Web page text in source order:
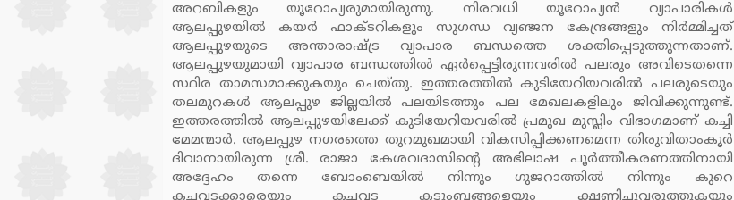
അറബികളും യൂറോപ്യരുമായിരുന്നു. നിരവധി യൂറോപ്യന്‍ വ്യാപാരികള്‍
ആലപ്പുഴയില്‍ കയര്‍ ഫാക്ടറികളും സുഗന്ധ വ്യഞ്ജന കേന്ദ്രങ്ങളും നിര്‍മ്മിച്ചത്
ആലപ്പുഴയുടെ അന്താരാഷ്ട്ര വ്യാപാര ബന്ധത്തെ ശക്തിപ്പെടുത്തുന്നതാണ്.
ആലപ്പുഴയുമായി വ്യാപാര ബന്ധത്തില്‍ ഏര്‍പ്പെട്ടിരുന്നവരില്‍ പലരും അവിടെതന്നെ
സ്ഥിര താമസമാക്കുകയും ചെയ്തു. ഇത്തരത്തില്‍ കുടിയേറിയവരില്‍ പലരുടെയും
തലമുറകള്‍ ആലപ്പുഴ ജില്ലയില്‍ പലയിടത്തും പല മേഖലകളിലും ജിവിക്കുന്നുണ്ട്.
ഇത്തരത്തില്‍ ആലപ്പുഴയിലേക്ക് കുടിയേറിയവരില്‍ പ്രമുഖ മുസ്ലിം വിഭാഗമാണ് കച്ചി
മേമന്മാര്‍. ആലപ്പുഴ നഗരത്തെ തുറമുഖമായി വികസിപ്പിക്കണമെന്ന തിരുവിതാംകൂര്‍
ദിവാനായിരുന്ന ശ്രീ. രാജാ കേശവദാസിന്റെ അഭിലാഷ പൂര്‍ത്തീകരണത്തിനായി
അദ്ദേഹം തന്നെ ബോംബെയില്‍ നിന്നും ഗുജറാത്തില്‍ നിന്നും കുറെ